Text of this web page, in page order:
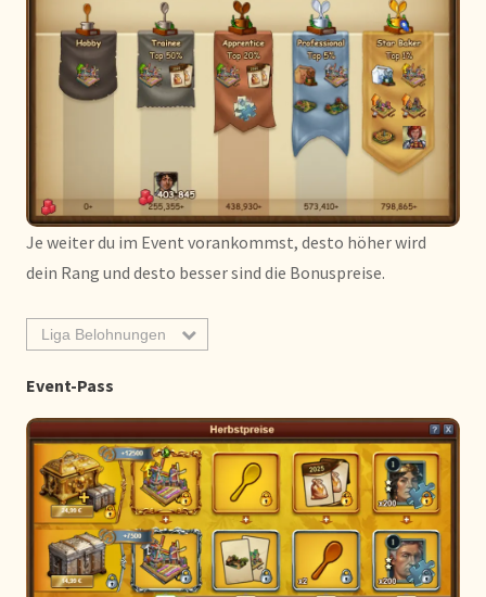
Je weiter du im Event vorankommst, desto höher wird
dein Rang und desto besser sind die Bonuspreise.
Liga Belohnungen
Event-Pass